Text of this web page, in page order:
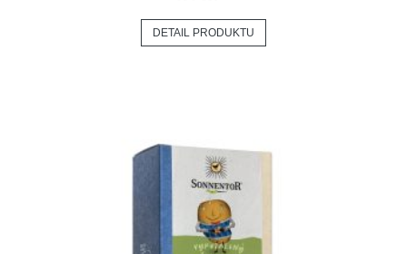
DETAIL PRODUKTU